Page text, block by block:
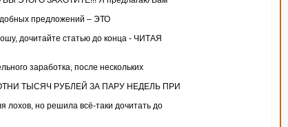
предложений – ЭТО
дочитайте статью до конца - ЧИТАЯ
заработка, после нескольких
СОТНИ ТЫСЯЧ РУБЛЕЙ ЗА ПАРУ НЕДЕЛЬ ПРИ
но решила всё-таки дочитать до